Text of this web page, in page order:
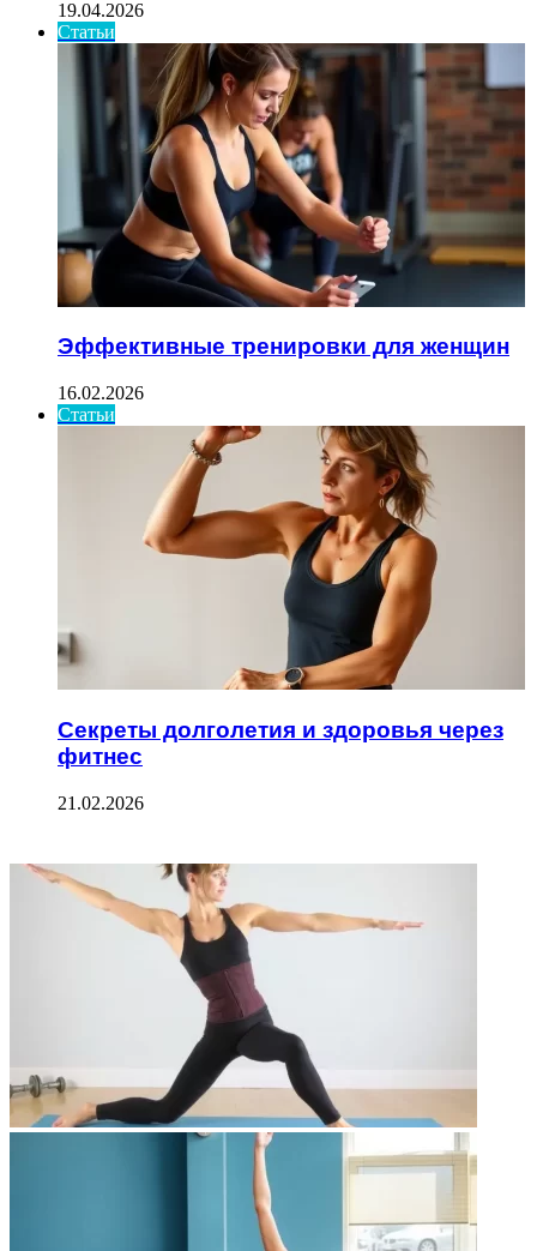
19.04.2026
Статьи
Эффективные тренировки для женщин
16.02.2026
Статьи
Секреты долголетия и здоровья через
фитнес
21.02.2026